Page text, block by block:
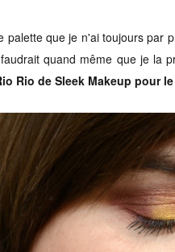
que je n'ai toujours par
quand même que je la
Rio de Sleek Makeup pour